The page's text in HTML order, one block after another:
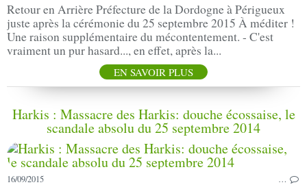
Retour en Arrière Préfecture de la Dordogne à Périgueux
juste après la cérémonie du 25 septembre 2015 À méditer !
Une raison supplémentaire du mécontentement. - C'est
vraiment un pur hasard..., en effet, après la...
EN SAVOIR PLUS
Harkis : Massacre des Harkis: douche écossaise, le
scandale absolu du 25 septembre 2014
16/09/2015 …